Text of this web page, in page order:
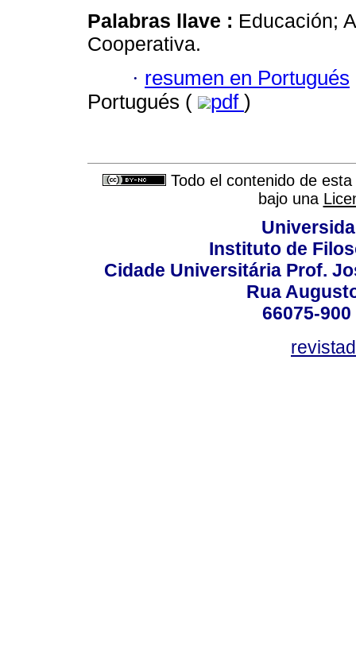
Palabras llave : Educación;
Cooperativa.
· resumen en Portugués
Portugués (
pdf )
Todo el contenido de
bajo una
Instituto de
Cidade Universitária Prof.
Rua
66075-